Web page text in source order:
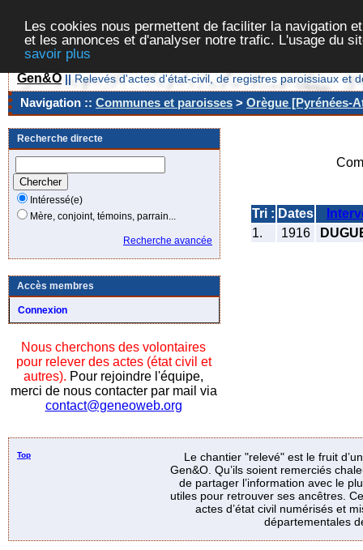
Les cookies nous permettent de faciliter la navigation
et les annonces et d'analyser notre trafic. L'usage du
savoir plus
Gen&O || Relevés d'actes d'état-civil, de registres paroissiaux et
Navigation :: Communes et paroisses > Orègue [Pyrénées-
Recherche directe
Intéressé(e)
Mère, conjoint, témoins, parrain...
Recherche avancée
Accès membres
Connexion
Nous cherchons des volontaires
pour relever des actes (état civil et
autres). Pour rejoindre l'équipe,
merci de nous contacter par mail via
contact@geneoweb.org
Tri : Dates
1.
1916
Top
Le chantier "relevé" est le fruit
Gen&O. Qu’ils soient remerciés
de partager l’information avec le
utiles pour retrouver ses ancêtres.
actes d’état civil numérisés et
départementales